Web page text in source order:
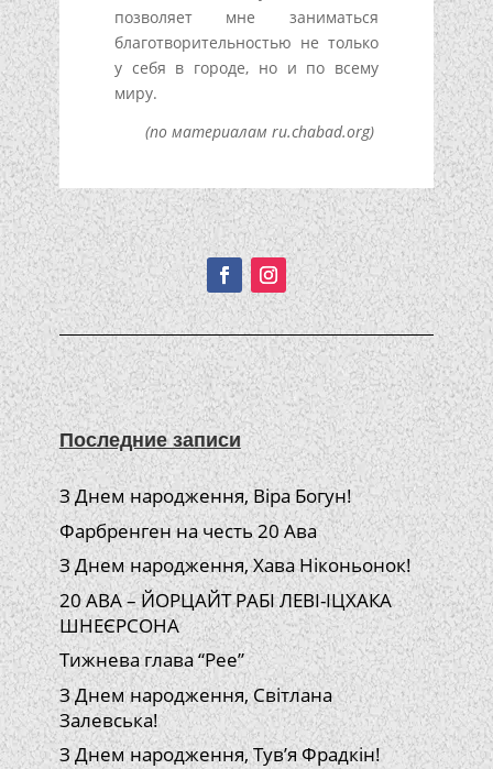
позволяет мне заниматься
благотворительностью не только
у себя в городе, но и по всему
миру.
(по материалам ru.chabad.org)
Подписывайтесь!
Последние записи
З Днем народження, Віра Богун!
Фарбренген на честь 20 Ава
З Днем народження, Хава Ніконьонок!
20 АВА – ЙОРЦАЙТ РАБІ ЛЕВІ-ІЦХАКА
ШНЕЄРСОНА
Тижнева глава “Рее”
З Днем народження, Світлана
Залевська!
З Днем народження, Тув’я Фрадкін!